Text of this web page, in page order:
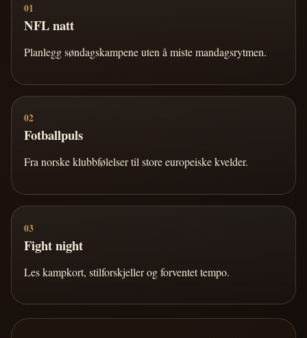
01
NFL natt
Planlegg søndagskampene uten å miste mandagsrytmen.
02
Fotballpuls
Fra norske klubbfølelser til store europeiske kvelder.
03
Fight night
Les kampkort, stilforskjeller og forventet tempo.